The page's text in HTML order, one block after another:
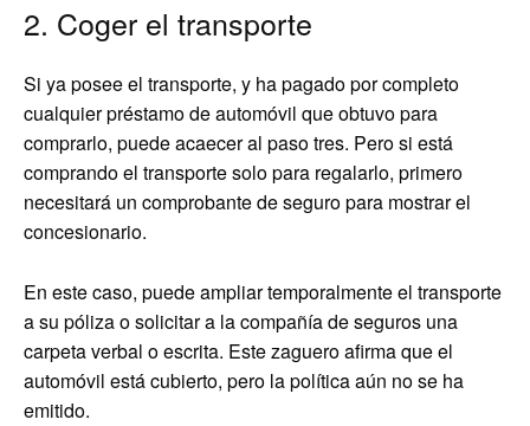
2. Coger el transporte
Si ya posee el transporte, y ha pagado por completo
cualquier préstamo de automóvil que obtuvo para
comprarlo, puede acaecer al paso tres. Pero si está
comprando el transporte solo para regalarlo, primero
necesitará un comprobante de seguro para mostrar el
concesionario.
En este caso, puede ampliar temporalmente el transporte
a su póliza o solicitar a la compañía de seguros una
carpeta verbal o escrita. Este zaguero afirma que el
automóvil está cubierto, pero la política aún no se ha
emitido.